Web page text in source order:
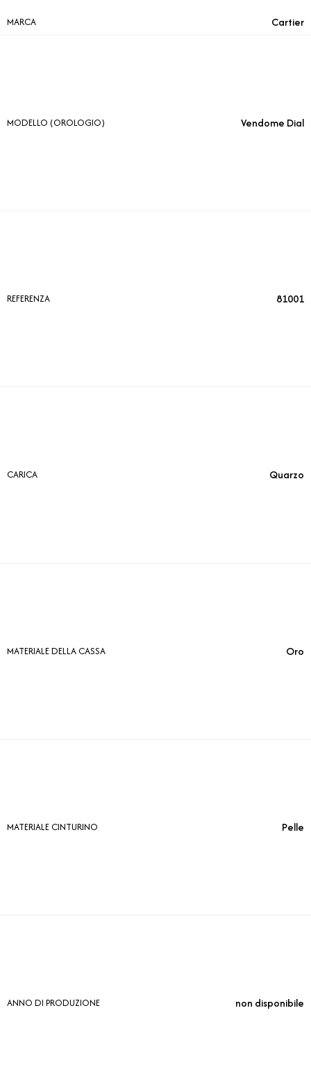
MARCA Cartier
MODELLO (OROLOGIO) Vendome Dial
REFERENZA 81001
CARICA Quarzo
MATERIALE DELLA CASSA Oro
MATERIALE CINTURINO Pelle
ANNO DI PRODUZIONE non disponibile